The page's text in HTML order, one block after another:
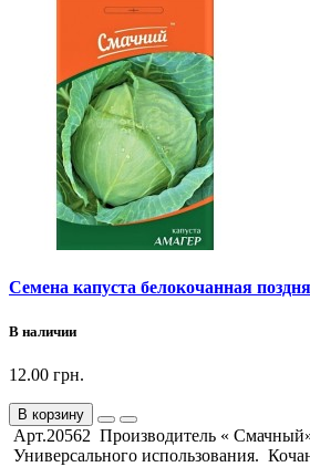
Семена капуста белокочанная
В наличии
12.00 грн.
В корзину
Арт.20562 Производитель «
Универсального использования.